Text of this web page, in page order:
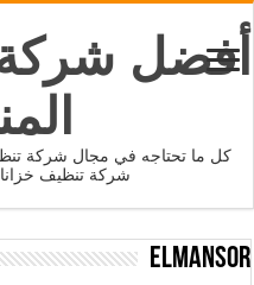
أفضل
كل ما تحتاجه في مجال شركة
شركة تنظيف خزانات بمكة
elmansor